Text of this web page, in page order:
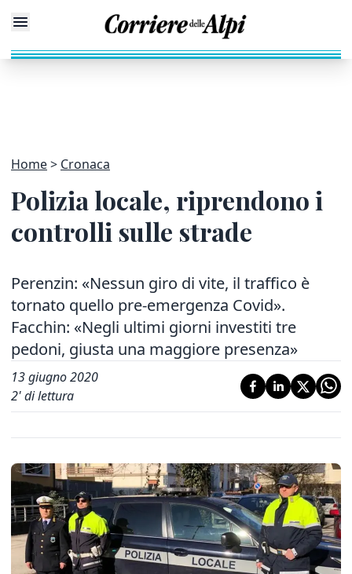
Home Cronaca
Polizia locale, riprendono i
controlli sulle strade
Perenzin: «Nessun giro di vite, il traffico è
tornato quello pre-emergenza Covid».
Facchin: «Negli ultimi giorni investiti tre
pedoni, giusta una maggiore presenza»
13 giugno 2020
2' di lettura